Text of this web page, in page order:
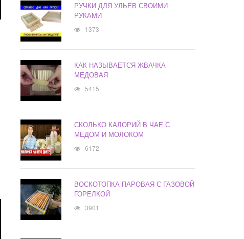
РУЧКИ ДЛЯ УЛЬЕВ СВОИМИ
РУКАМИ
1373
КАК НАЗЫВАЕТСЯ ЖВАЧКА
МЕДОВАЯ
5415
СКОЛЬКО КАЛОРИЙ В ЧАЕ С
МЕДОМ И МОЛОКОМ
6172
ВОСКОТОПКА ПАРОВАЯ С ГАЗОВОЙ
ГОРЕЛКОЙ
3901